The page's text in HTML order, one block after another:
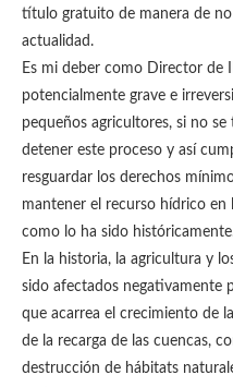
título gratuito de manera de
actualidad.
Es mi deber como Director de
potencialmente grave e
pequeños agricultores, si no
detener este proceso y así
resguardar los derechos
mantener el recurso hídrico en
como lo ha sido
En la historia, la agricultura y
sido afectados negativamente
que acarrea el crecimiento de
de la recarga de las cuencas,
destrucción de hábitats